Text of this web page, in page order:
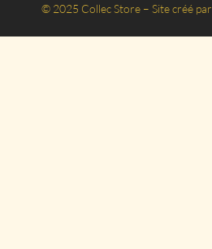
© 2025 Collec Store – Site créé par